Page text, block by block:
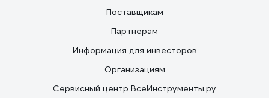
Поставщикам
Партнерам
Информация для инвесторов
Организациям
Сервисный центр ВсеИнструменты.ру